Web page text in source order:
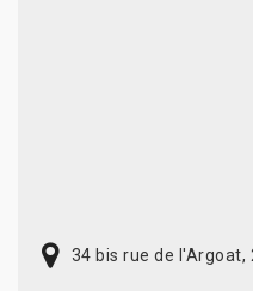
34 bis rue de l'Argoat,